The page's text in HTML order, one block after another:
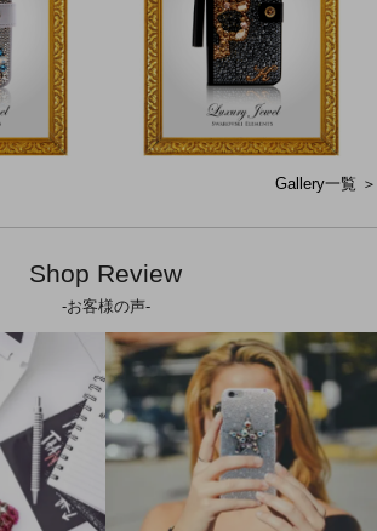
Gallery一覧 ＞
Shop Review
-お客様の声-